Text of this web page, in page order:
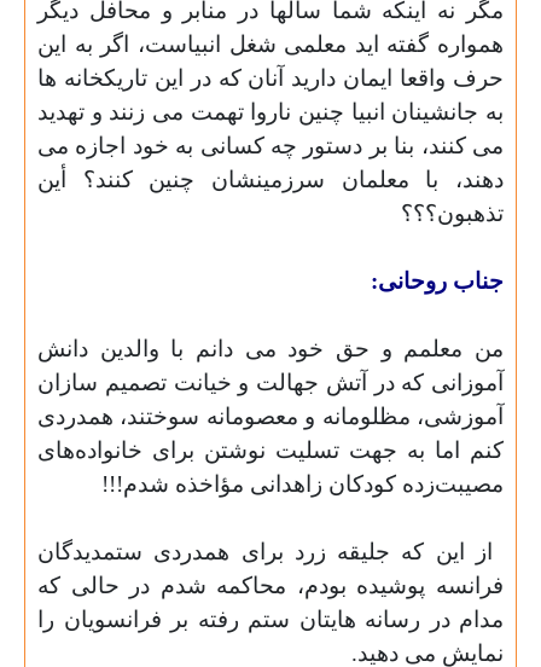
مگر نه اینکه شما سالها در منابر و محافل دیگر
همواره گفته اید معلمی شغل انبیاست، اگر به این
حرف واقعا ایمان دارید آنان که در این تاریکخانه ها
به جانشینان انبیا چنین ناروا تهمت می زنند و تهدید
می کنند، بنا بر دستور چه کسانی به خود اجازه می
دهند،
با معلمان سرزمینشان چنین کنند؟ أین
تذهبون؟؟؟
جناب روحانی:
من معلمم و حق خود می دانم با والدین دانش
آموزانی که در آتش جهالت و خیانت تصمیم سازان
آموزشی، مظلومانه و معصومانه سوختند، همدردی
کنم اما به جهت تسلیت نوشتن برای خانواده‌های
مصیبت‌زده کودکان زاهدانی مؤاخذه شدم!!!
از این که جلیقه زرد برای همدردی ستمدیدگان
فرانسه پوشیده بودم، محاکمه شدم در حالی که
مدام در رسانه هایتان ستم رفته بر فرانسویان را
نمایش می دهید.